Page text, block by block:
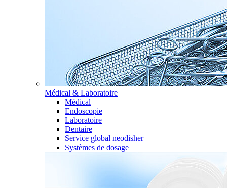
Médical & Laboratoire
Médical
Endoscopie
Laboratoire
Dentaire
Service global neodisher
Systèmes de dosage